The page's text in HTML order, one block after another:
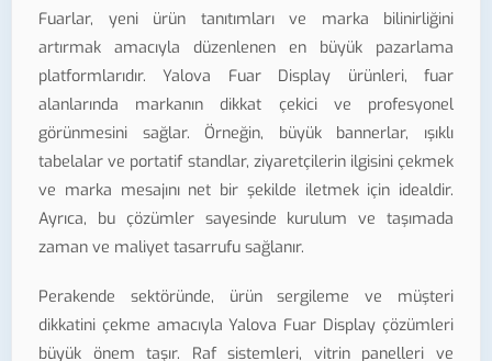
Fuarlar, yeni ürün tanıtımları ve marka bilinirliğini
artırmak amacıyla düzenlenen en büyük pazarlama
platformlarıdır. Yalova Fuar Display ürünleri, fuar
alanlarında markanın dikkat çekici ve profesyonel
görünmesini sağlar. Örneğin, büyük bannerlar, ışıklı
tabelalar ve portatif standlar, ziyaretçilerin ilgisini çekmek
ve marka mesajını net bir şekilde iletmek için idealdir.
Ayrıca, bu çözümler sayesinde kurulum ve taşımada
zaman ve maliyet tasarrufu sağlanır.
Perakende sektöründe, ürün sergileme ve müşteri
dikkatini çekme amacıyla Yalova Fuar Display çözümleri
büyük önem taşır. Raf sistemleri, vitrin panelleri ve